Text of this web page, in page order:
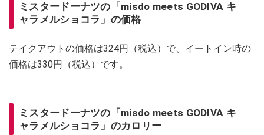
ミスタードーナツの「misdo meets GODIVA キ
ャラメルショコラ」の価格
テイクアウトの価格は324円（税込）で、イートイン時の
価格は330円（税込）です。
ミスタードーナツの「misdo meets GODIVA キ
ャラメルショコラ」のカロリー